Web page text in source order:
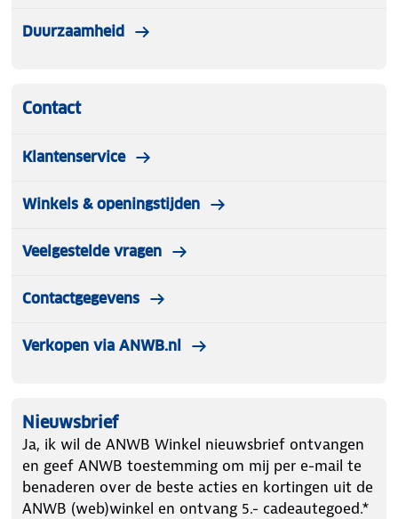
Duurzaamheid
Contact
Klantenservice
Winkels & openingstijden
Veelgestelde vragen
Contactgegevens
Verkopen via ANWB.nl
Nieuwsbrief
Ja, ik wil de ANWB Winkel nieuwsbrief ontvangen
en geef ANWB toestemming om mij per e-mail te
benaderen over de beste acties en kortingen uit de
ANWB (web)winkel en ontvang 5.- cadeautegoed.*